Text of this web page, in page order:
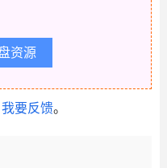
资源
我要反馈。